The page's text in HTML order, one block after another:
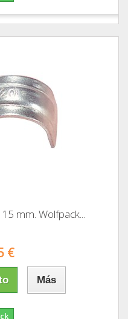
mm. Wolfpack...
€
Más